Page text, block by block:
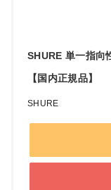
SHURE 単一指向
【国内正規品】
SHURE